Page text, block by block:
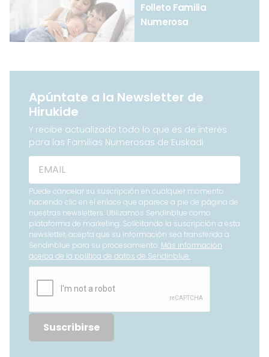
Folleto Familia
Numerosa
Apúntate a la Newsletter de
Hirukide
Y recibe actualizado todo lo que es de interés
para las Familias Numerosas de Euskadi
Puede cancelar su suscripción en cualquier momento
haciendo clic en el enlace que aparece a pie de página de
nuestras newsletters. Utilizamos Sendinblue como
plataforma de marketing. Solicitando la suscripción a esta
newsletter, acepta que su información sea transferida a
Sendinblue para su procesamiento. Más información
acerca de la política de datos de Sendinblue.
Suscribirse